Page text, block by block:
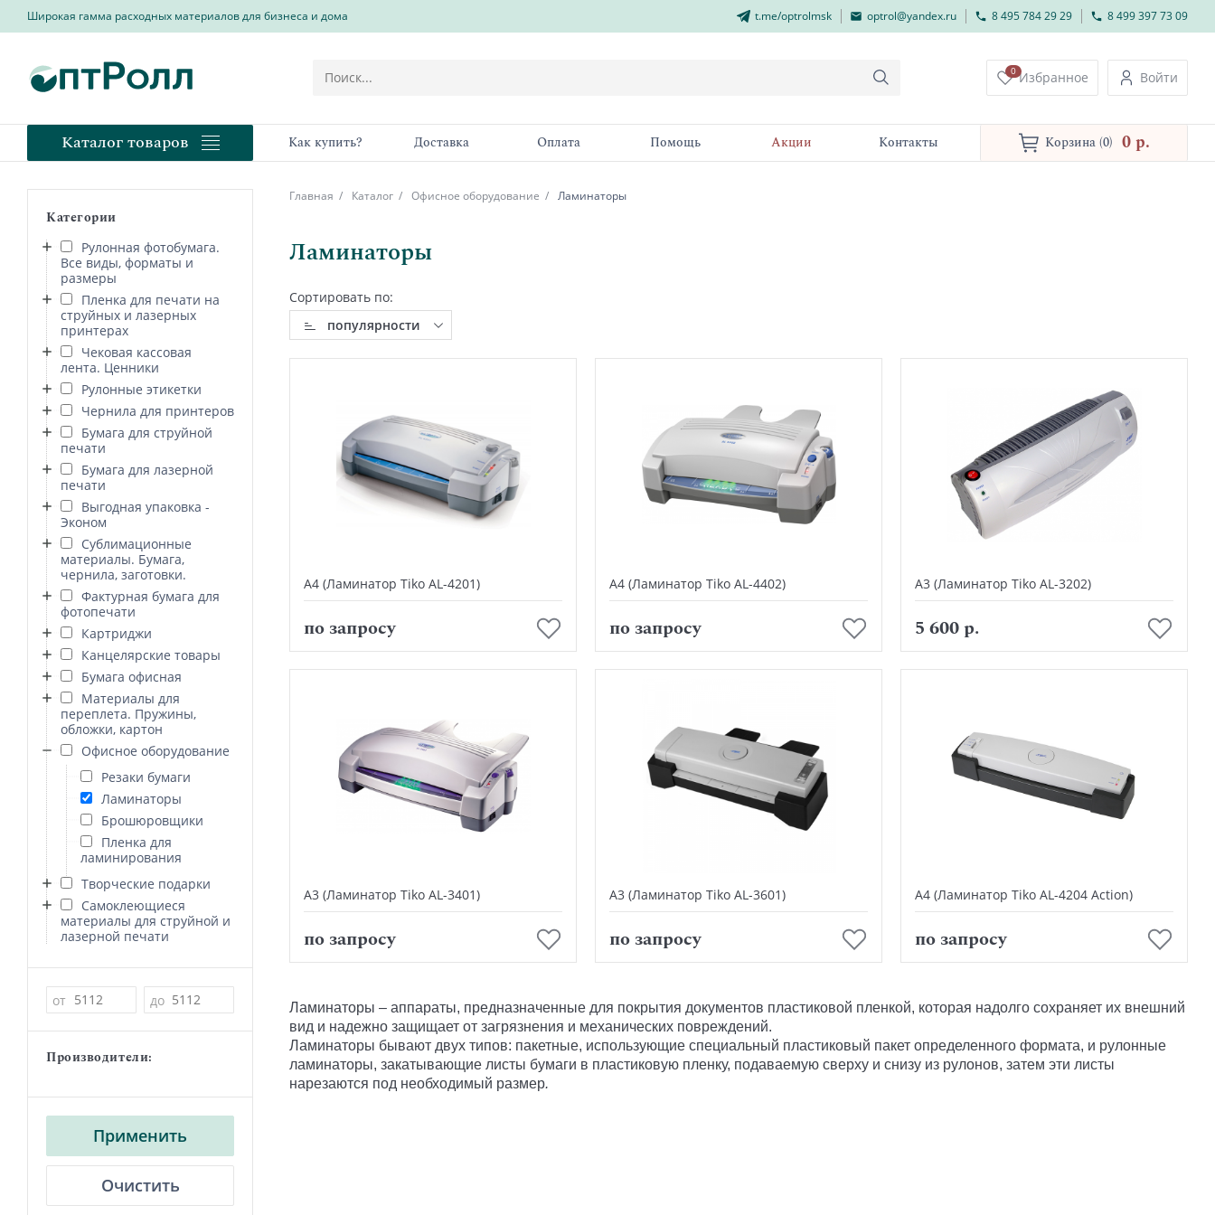
Широкая гамма расходных материалов для бизнеса и дома t.me/optrolmsk optrol@yandex.ru 8 495 784 29 29 8 499 397 73 09
0 Избранное Войти
Каталог товаров Как купить? Доставка Оплата Помощь Акции Контакты Корзина (0) 0 p.
Категории
Рулонная фотобумага.
Все виды, форматы и
размеры
Пленка для печати на
струйных и лазерных
принтерах
Чековая кассовая
лента. Ценники
Рулонные этикетки
Чернила для принтеров
Бумага для струйной
печати
Бумага для лазерной
печати
Выгодная упаковка -
Эконом
Сублимационные
материалы. Бумага,
чернила, заготовки.
Фактурная бумага для
фотопечати
Картриджи
Канцелярские товары
Бумага офисная
Материалы для
переплета. Пружины,
обложки, картон
Офисное оборудование
Резаки бумаги
Ламинаторы
Брошюровщики
Пленка для
ламинирования
Творческие подарки
Самоклеющиеся
материалы для струйной и
лазерной печати
Цена
от до
Производители:
Применить
Очистить
Главная Каталог Офисное оборудование Ламинаторы
Ламинаторы
Сортировать по:
популярности
А4 (Ламинатор Tiko AL-4201)
по запросу
А4 (Ламинатор Tiko AL-4402)
по запросу
А3 (Ламинатор Tiko AL-3202)
5 600 р.
А3 (Ламинатор Tiko AL-3401)
по запросу
А3 (Ламинатор Tiko AL-3601)
по запросу
А4 (Ламинатор Tiko AL-4204 Action)
по запросу
Ламинаторы – аппараты, предназначенные для покрытия документов пластиковой пленкой, которая надолго сохраняет их внешний
вид и надежно защищает от загрязнения и механических повреждений.
Ламинаторы бывают двух типов: пакетные, использующие специальный пластиковый пакет определенного формата, и рулонные
ламинаторы, закатывающие листы бумаги в пластиковую пленку, подаваемую сверху и снизу из рулонов, затем эти листы
нарезаются под необходимый размер.